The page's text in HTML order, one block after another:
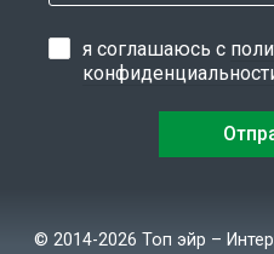
я соглашаюсь с
© 2014-2026 Топ эйр –